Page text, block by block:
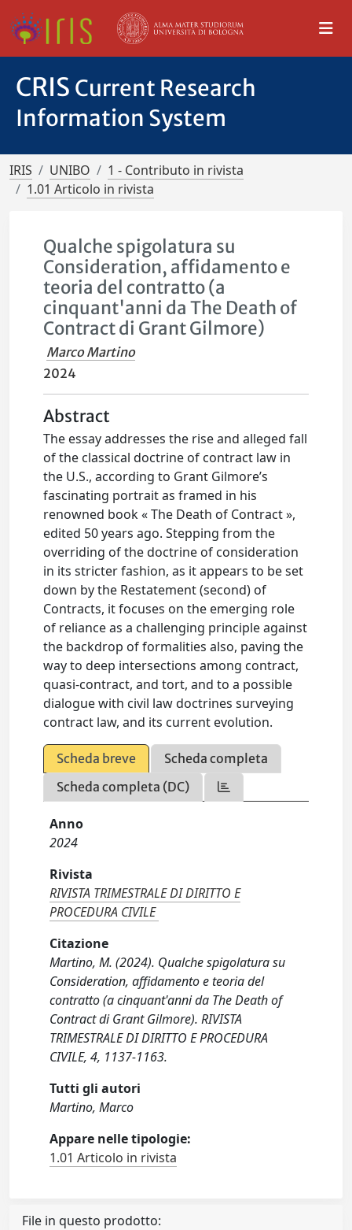
CRIS Current Research
Information System
IRIS UNIBO
1 - Contributo in rivista
1.01 Articolo in rivista
Qualche spigolatura su
Consideration, affidamento e
teoria del contratto (a
cinquant'anni da The Death of
Contract di Grant Gilmore)
Marco Martino
2024
Abstract
The essay addresses the rise and alleged fall
of the classical doctrine of contract law in
the U.S., according to Grant Gilmore’s
fascinating portrait as framed in his
renowned book « The Death of Contract »,
edited 50 years ago. Stepping from the
overriding of the doctrine of consideration
in its stricter fashion, as it appears to be set
down by the Restatement (second) of
Contracts, it focuses on the emerging role
of reliance as a challenging principle against
the backdrop of formalities also, paving the
way to deep intersections among contract,
quasi-contract, and tort, and to a possible
dialogue with civil law doctrines surveying
contract law, and its current evolution.
Scheda breve
Scheda completa
Scheda completa (DC)
Anno
2024
Rivista
RIVISTA TRIMESTRALE DI DIRITTO E
PROCEDURA CIVILE
Citazione
Martino, M. (2024). Qualche spigolatura su
Consideration, affidamento e teoria del
contratto (a cinquant'anni da The Death of
Contract di Grant Gilmore). RIVISTA
TRIMESTRALE DI DIRITTO E PROCEDURA
CIVILE, 4, 1137-1163.
Tutti gli autori
Martino, Marco
Appare nelle tipologie:
1.01 Articolo in rivista
File in questo prodotto: